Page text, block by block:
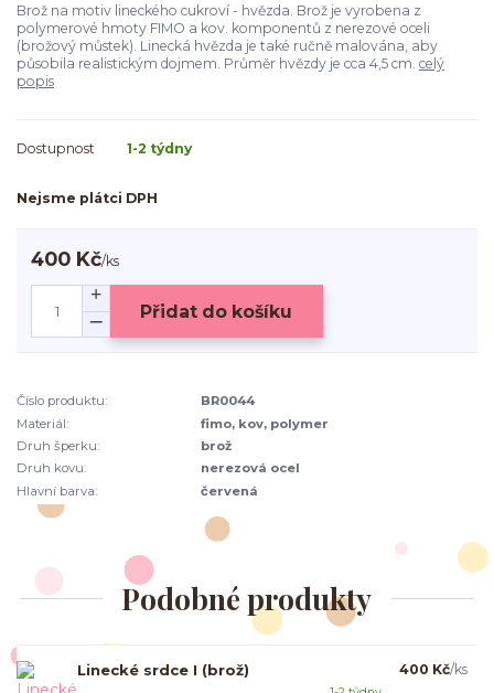
Brož na motiv lineckého cukroví - hvězda. Brož je vyrobena z
polymerové hmoty FIMO a kov. komponentů z nerezové oceli
(brožový můstek). Linecká hvězda je také ručně malována, aby
působila realistickým dojmem. Průměr hvězdy je cca 4,5 cm. celý
popis
Dostupnost 1-2 týdny
Nejsme plátci DPH
400 Kč/ks
Přidat do košíku
Číslo produktu:
BR0044
Materiál:
fimo, kov, polymer
Druh šperku:
brož
Druh kovu:
nerezová ocel
Hlavní barva:
červená
Podobné produkty
Linecké srdce I (brož) 400 Kč/ks